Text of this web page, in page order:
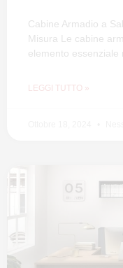
Cabine Armadio a
Misura Le cabine
elemento essenziale
LEGGI TUTTO »